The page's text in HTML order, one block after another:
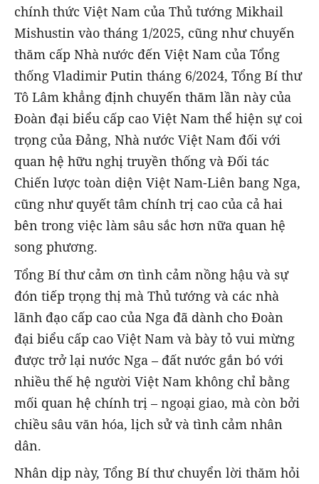
chính thức Việt Nam của Thủ tướng Mikhail
Mishustin vào tháng 1/2025, cũng như chuyến
thăm cấp Nhà nước đến Việt Nam của Tổng
thống Vladimir Putin tháng 6/2024, Tổng Bí thư
Tô Lâm khẳng định chuyến thăm lần này của
Đoàn đại biểu cấp cao Việt Nam thể hiện sự coi
trọng của Đảng, Nhà nước Việt Nam đối với
quan hệ hữu nghị truyền thống và Đối tác
Chiến lược toàn diện Việt Nam-Liên bang Nga,
cũng như quyết tâm chính trị cao của cả hai
bên trong việc làm sâu sắc hơn nữa quan hệ
song phương.
Tổng Bí thư cảm ơn tình cảm nồng hậu và sự
đón tiếp trọng thị mà Thủ tướng và các nhà
lãnh đạo cấp cao của Nga đã dành cho Đoàn
đại biểu cấp cao Việt Nam và bày tỏ vui mừng
được trở lại nước Nga – đất nước gắn bó với
nhiều thế hệ người Việt Nam không chỉ bằng
mối quan hệ chính trị – ngoại giao, mà còn bởi
chiều sâu văn hóa, lịch sử và tình cảm nhân
dân.
Nhân dịp này, Tổng Bí thư chuyển lời thăm hỏi